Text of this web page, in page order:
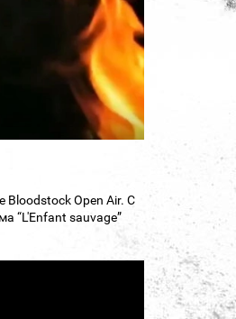
Bloodstock Open Air. С
“L'Enfant sauvage”